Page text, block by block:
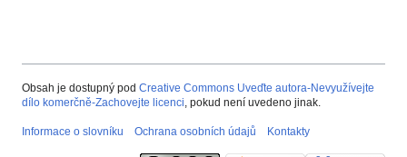
Obsah je dostupný pod Creative Commons Uveďte autora-Nevyužívejte
dílo komerčně-Zachovejte licenci, pokud není uvedeno jinak.
Informace o slovníku Ochrana osobních údajů Kontakty